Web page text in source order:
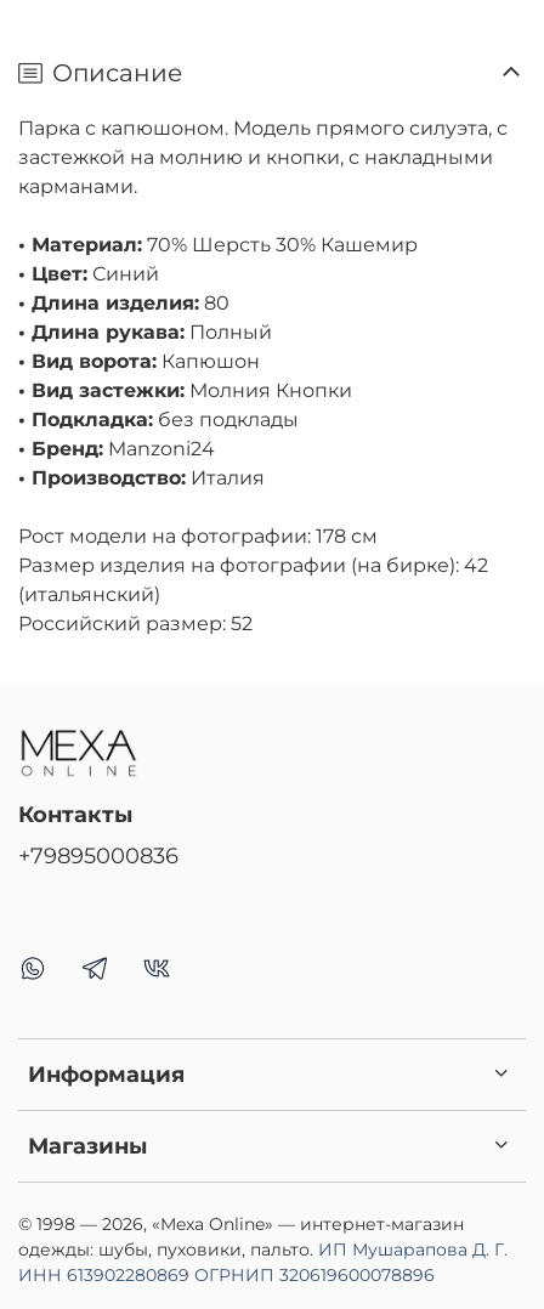
Описание
Парка с капюшоном. Модель прямого силуэта, с
застежкой на молнию и кнопки, с накладными
карманами.
• Материал: 70% Шерсть 30% Кашемир
• Цвет: Синий
• Длина изделия: 80
• Длина рукава: Полный
• Вид ворота: Капюшон
• Вид застежки: Молния Кнопки
• Подкладка: без подклады
• Бренд: Manzoni24
• Производство: Италия
Рост модели на фотографии: 178 см
Размер изделия на фотографии (на бирке): 42
(итальянский)
Российский размер: 52
Информация
Магазины
Контакты
+79895000836
© 1998 — 2026, «Mexa Online» — интернет-магазин
одежды: шубы, пуховики, пальто. ИП Мушарапова Д. Г.
ИНН 613902280869 ОГРНИП 320619600078896